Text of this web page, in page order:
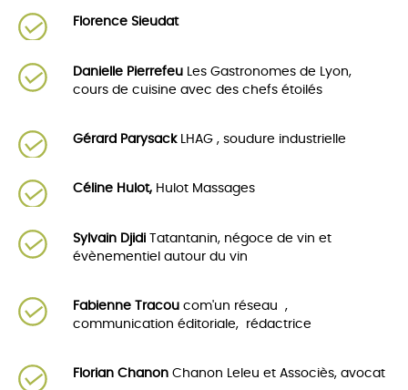
Florence Sieudat
Danielle Pierrefeu Les Gastronomes de Lyon,
cours de cuisine avec des chefs étoilés
Gérard ParysackLHAG , soudure industrielle
Céline Hulot, Hulot Massages
Sylvain Djidi Tatantanin, négoce de vin et
évènementiel autour du vin
Fabienne Tracou com'un réseau ,
communication éditoriale, rédactrice
Florian Chanon Chanon Leleu et Associès, avocat